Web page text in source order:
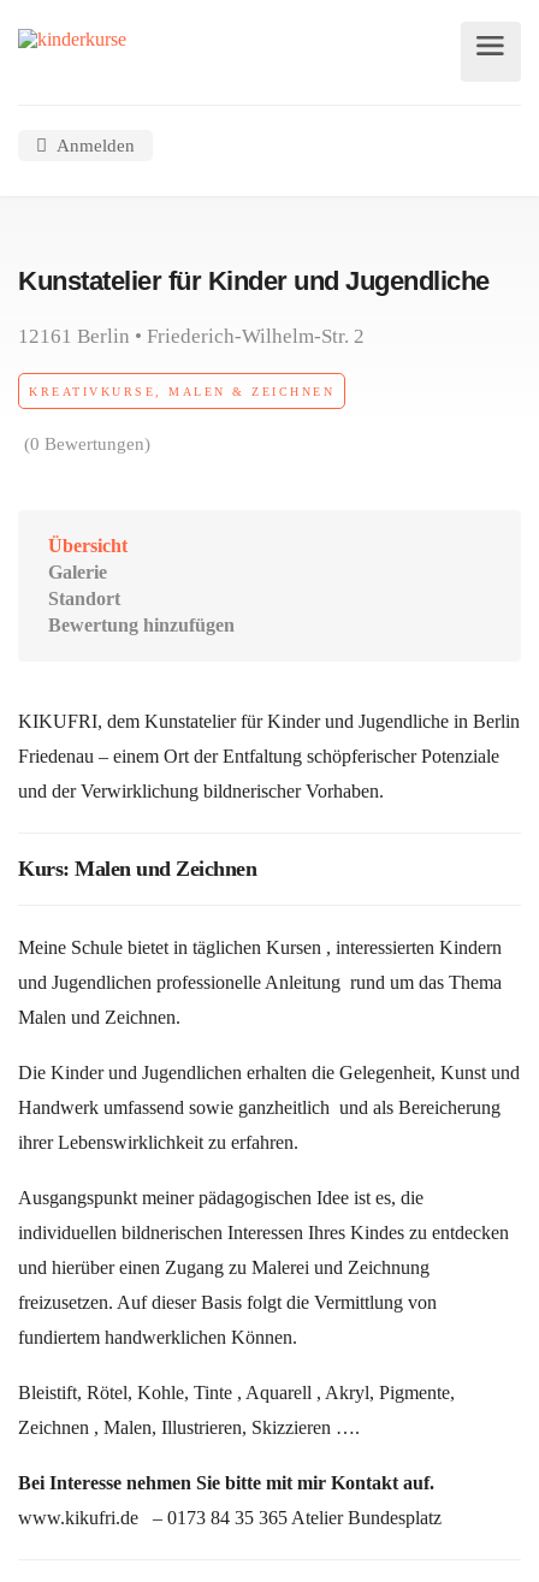
Anmelden
Kunstatelier für Kinder und Jugendliche
12161 Berlin • Friederich-Wilhelm-Str. 2
KREATIVKURSE, MALEN & ZEICHNEN
(0 Bewertungen)
Übersicht
Galerie
Standort
Bewertung hinzufügen
KIKUFRI, dem Kunstatelier für Kinder und Jugendliche in Berlin
Friedenau – einem Ort der Entfaltung schöpferischer Potenziale
und der Verwirklichung bildnerischer Vorhaben.
Kurs: Malen und Zeichnen
Meine Schule bietet in täglichen Kursen , interessierten Kindern
und Jugendlichen professionelle Anleitung rund um das Thema
Malen und Zeichnen.
Die Kinder und Jugendlichen erhalten die Gelegenheit, Kunst und
Handwerk umfassend sowie ganzheitlich und als Bereicherung
ihrer Lebenswirklichkeit zu erfahren.
Ausgangspunkt meiner pädagogischen Idee ist es, die
individuellen bildnerischen Interessen Ihres Kindes zu entdecken
und hierüber einen Zugang zu Malerei und Zeichnung
freizusetzen. Auf dieser Basis folgt die Vermittlung von
fundiertem handwerklichen Können.
Bleistift, Rötel, Kohle, Tinte , Aquarell , Akryl, Pigmente,
Zeichnen , Malen, Illustrieren, Skizzieren ….
Bei Interesse nehmen Sie bitte mit mir Kontakt auf.
www.kikufri.de – 0173 84 35 365 Atelier Bundesplatz